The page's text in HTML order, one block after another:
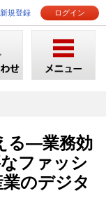
規登録 ログイン
る―業務効
ファッシ
のデジタ